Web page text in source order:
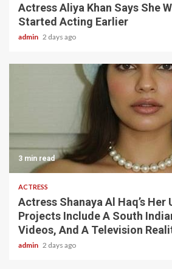
Actress Aliya Khan Says She
Started Acting Earlier
admin 2 days ago
3 min read
ACTRESS
Actress Shanaya Al Haq’s Her
Projects Include A South
Videos, And A Television
admin 2 days ago